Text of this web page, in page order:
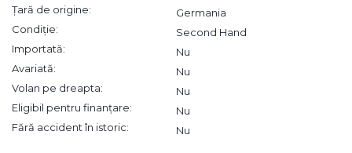
Țară de origine:
Germania
Condiție:
Second Hand
Importată:
Nu
Avariată:
Nu
Volan pe dreapta:
Nu
Eligibil pentru finanțare:
Nu
Fără accident în istoric:
Nu